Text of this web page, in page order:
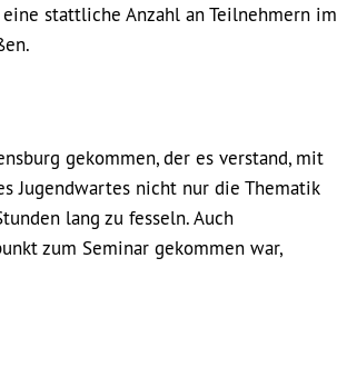
stattliche Anzahl an Teilnehmern im
gekommen, der es verstand, mit
Jugendwartes nicht nur die Thematik
lang zu fesseln. Auch
zum Seminar gekommen war,